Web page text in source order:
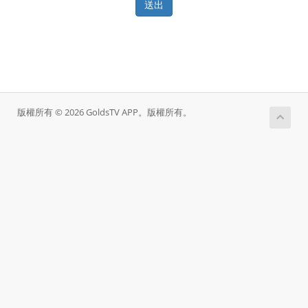
送出
版權所有 © 2026 GoldsTV APP。版權所有。